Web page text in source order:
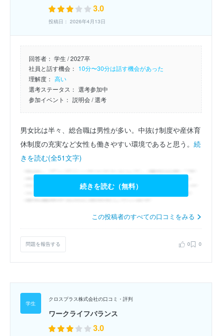
3.0
投稿日： 2026年4月13日
回答者： 学生 / 2027卒
社員と話す機会： 10分〜30分は話す機会があった
理解度： 高い
選考ステータス： 選考参加中
参加イベント： 説明会/ 選考
男女比は半々、総合職は男性が多い。中抜け制度や産休育
休制度の充実など女性も働きやすい環境であると思う。 続
きを読む(全51文字)
続きを読む（無料）
この投稿者のすべての口コミをみる
問題を報告する 0 0
クロスプラス株式会社の口コミ・評判
ワークライフバランス
3.0